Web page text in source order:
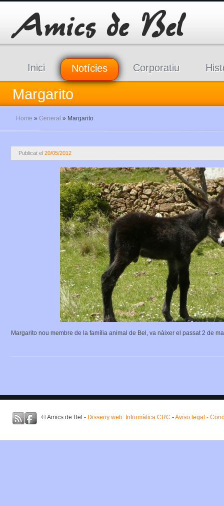
Inici Notícies Corporatiu
Margarito
Home » General » Margarito
Publicat el 20/05/2012
Margarito nou membre de la família animal de Bel, va nàixer el passat 2 de
© Amics de Bel - Disseny web: Informàtica CRC -Aviso legal -